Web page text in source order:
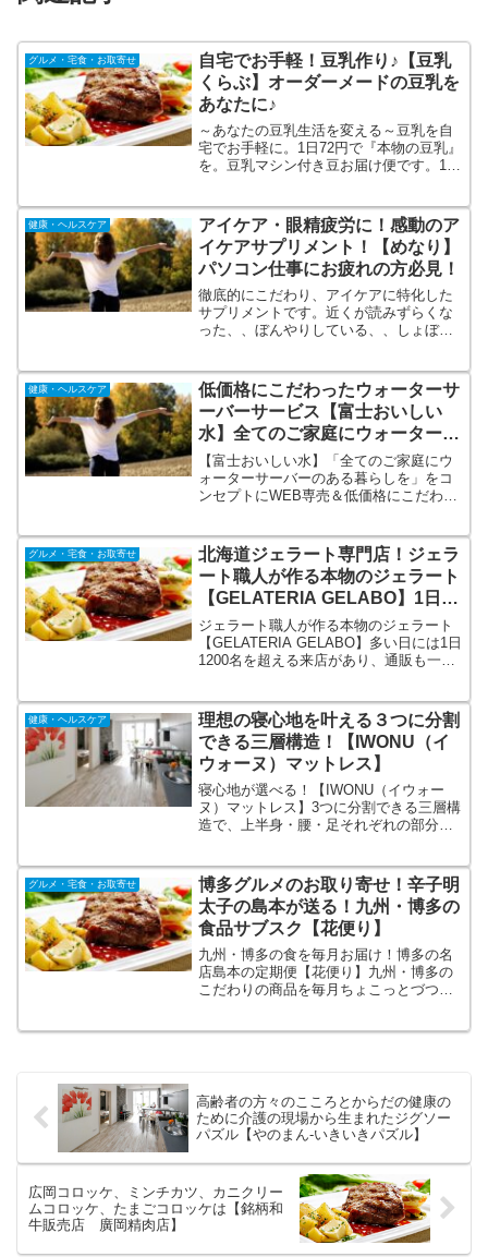
グルメ・宅食・お取寄せ
自宅でお手軽！豆乳作り♪【豆乳
くらぶ】オーダーメードの豆乳を
あなたに♪
～あなたの豆乳生活を変える～豆乳を自
宅でお手軽に。1日72円で『本物の豆乳』
を。豆乳マシン付き豆お届け便です。1日
でアツアツ出来たての豆乳がボタン一つ
でできます。
健康・ヘルスケア
アイケア・眼精疲労に！感動のア
イケアサプリメント！【めなり】
パソコン仕事にお疲れの方必見！
徹底的にこだわり、アイケアに特化した
サプリメントです。近くが読みずらくな
った、、ぼんやりしている、、しょぼし
倒的なコストパフォーマンスで高スペッ
ク、低価格を実現しました。
健康・ヘルスケア
低価格にこだわったウォーターサ
ーバーサービス【富士おいしい
水】全てのご家庭にウォーターサ
ーバーのある暮らしを！
【富士おいしい水】「全てのご家庭にウ
ォーターサーバーのある暮らしを」をコ
ンセプトにWEB専売＆低価格にこだわっ
量多い大家族、法人様にも好評です。ノ
ルマ無し、解約金無し。初めての人でも
安心して始められます。
グルメ・宅食・お取寄せ
北海道ジェラート専門店！ジェラ
ート職人が作る本物のジェラート
【GELATERIA GELABO】1日
1200名を超える人気店！
ジェラート職人が作る本物のジェラート
【GELATERIA GELABO】多い日には1日
1200名を超える来店があり、通販も一時
は使わず旬のフルーツを１つ１つ職人が
皮を剥くところから作るジェラートはと
ても濃厚な味わい。
健康・ヘルスケア
理想の寝心地を叶える３つに分割
できる三層構造！【IWONU（イ
ウォーヌ）マットレス】
寝心地が選べる！【IWONU（イウォー
ヌ）マットレス】3つに分割できる三層構
造で、上半身・腰・足それぞれの部分
に柔らかな寝心地に仕上げました。今な
ら120日トライアル実施中！圧縮ロール包
装でコンパクトにお届けします。
グルメ・宅食・お取寄せ
博多グルメのお取り寄せ！辛子明
太子の島本が送る！九州・博多の
食品サブスク【花便り】
九州・博多の食を毎月お届け！博多の名
店島本の定期便【花便り】九州・博多の
こだわりの商品を毎月ちょこっとづつお
高齢者の方々のこころとからだの健康の
ために介護の現場から生まれたジグソー
パズル【やのまん-いきいきパズル】
広岡コロッケ、ミンチカツ、カニクリー
ムコロッケ、たまごコロッケは【銘柄和
牛販売店 廣岡精肉店】